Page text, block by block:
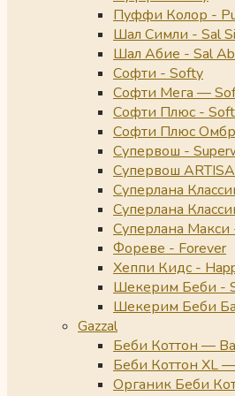
Пуффи Колор -
Шал Симли - Sal
Шал Абие - Sal
Софти - Softy
Софти Мега —
Софти Плюс -
Софти Плюс
Супервош -
Супервош
Суперлана
Суперлана
Суперлана Макси
Фореве - Forever
Хеппи Кидс -
Шекерим Беби -
Шекерим Беби
Gazzal
Беби Коттон —
Беби Коттон XL
Органик Беби